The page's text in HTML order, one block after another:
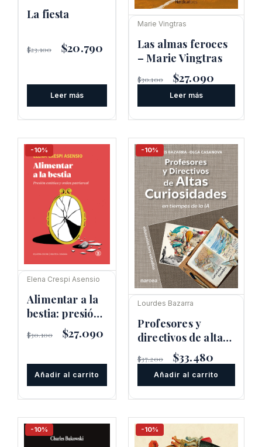
La fiesta
$23.100
El
precio
$23.100.
$20.790
$20.790.
Leer más
Las almas feroces
– Marie Vingtras
Marie Vingtras
$30.100
El
precio
original
era:
$30.100.
$27.090
precio
es:
$27.090.
Leer más
-10%
Alimentar a la
bestia: presión
estética y orden
patriarcal
Elena Crespi Asensio
$30.100
El
precio
era:
$30.100.
$27.090
es:
Añadir al carrito
-10%
Profesores y
directivos de altas
curiosidades
Lourdes Bazarra
$37.200
El
precio
original
era:
$37.200.
$33.480
precio
actual
es:
$33.480.
Añadir al carrito
-10% -10%